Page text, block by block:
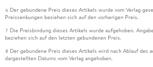
6 Der gebundene Preis dieses Artikels wurde vom Verlag
Preissenkungen beziehen sich auf den vorherigen Preis.
7 Die Preisbindung dieses Artikels wurde aufgehoben.
beziehen sich auf den letzten gebundenen Preis.
8 Der gebundene Preis dieses Artikels wird nach Ablauf des
dargestellten Datums vom Verlag angehoben.